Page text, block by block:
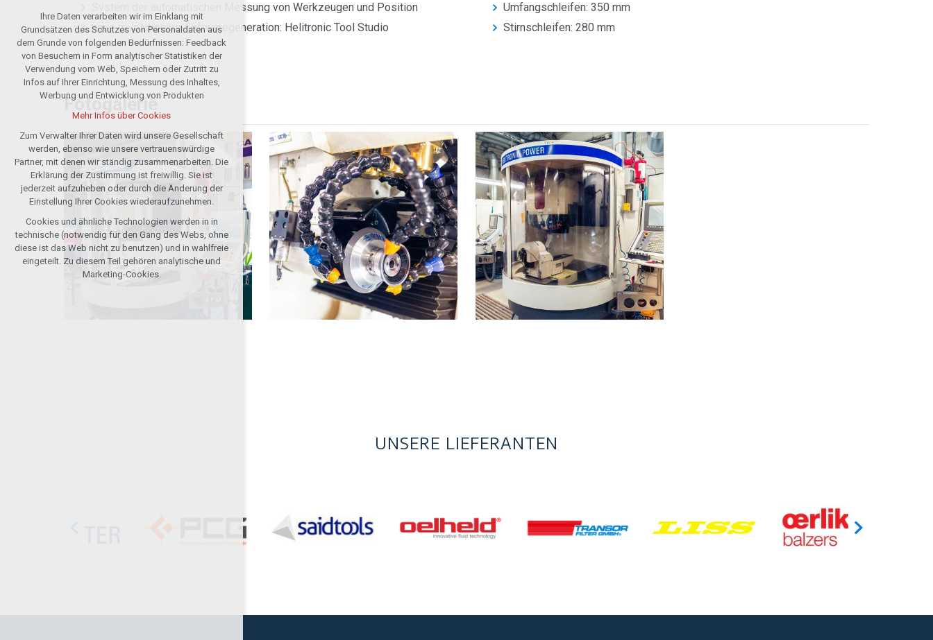
System der automatischen Messung von Werkzeugen und Position
neue revolutionäre Softwaregeneration: Helitronic Tool Studio
Umfangschleifen: 350 mm
Stirnschleifen: 280 mm
Fotogalerie
UNSERE LIEFERANTEN
Technische Cookies
notwendig für Webbetrieb
Festhalten des Kontextes der Seiten
(session): etwaige Anmeldungen, Wahlen
der Sprache u. ä.
Wahlfreie Cookies
analytische für die anonymisierte
Auswertung der Besucherzahl
Marketing-Cookies (Google, Seznam,
Facebook)
Mehr Infos über Cookies
Alle Cookies annehmen
Ablehnen optional
Ihre Daten verarbeiten wir im Einklang mit
Grundsätzen des Schutzes von Personaldaten aus
dem Grunde von folgenden Bedürfnissen: Feedback
von Besuchern in Form analytischer Statistiken der
Verwendung vom Web, Speichern oder Zutritt zu
Infos auf Ihrer Einrichtung, Messung des Inhaltes,
Werbung und Entwicklung von Produkten
Mehr Infos über Cookies
Zum Verwalter Ihrer Daten wird unsere Gesellschaft
werden, ebenso wie unsere vertrauenswürdige
Partner, mit denen wir ständig zusammenarbeiten. Die
Erklärung der Zustimmung ist freiwillig. Sie ist
jederzeit aufzuheben oder durch die Änderung der
Einstellung Ihrer Cookies wiederaufzunehmen.
Cookies und ähnliche Technologien werden in in
technische (notwendig für den Gang des Webs, ohne
diese ist das Web nicht zu benutzen) und in wahlfreie
eingeteilt. Zu diesem Teil gehören analytische und
Marketing-Cookies.